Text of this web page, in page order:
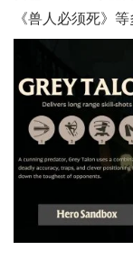
《兽人必须死》